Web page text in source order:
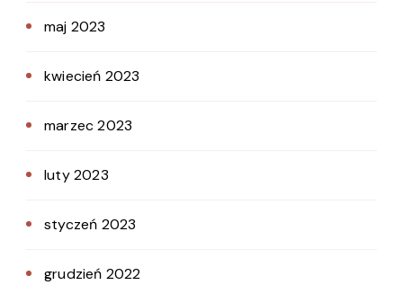
maj 2023
kwiecień 2023
marzec 2023
luty 2023
styczeń 2023
grudzień 2022